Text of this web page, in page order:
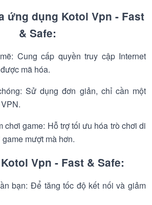
ứng dụng Kotol Vpn - Fast
& Safe:
Cung cấp quyền truy cập Internet
mã hóa.
Sử dụng đơn giản, chỉ cần một
chơi game: Hỗ trợ tối ưu hóa trò chơi di
mượt mà hơn.
Vpn - Fast & Safe:
bạn: Để tăng tốc độ kết nối và giảm